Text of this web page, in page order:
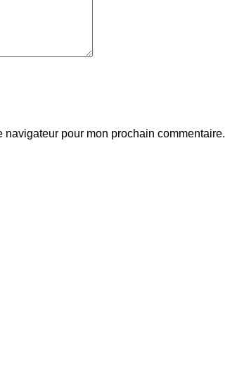
pour mon prochain commentaire.